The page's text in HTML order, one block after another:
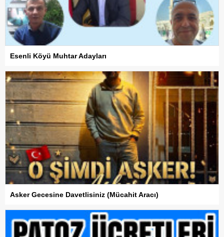
Esenli Köyü Muhtar Adayları
Asker Gecesine Davetlisiniz (Mücahit Aracı)